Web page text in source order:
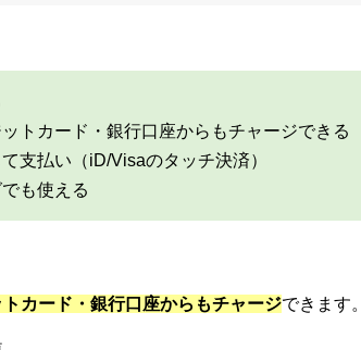
トカード・銀行口座からもチャージできる
支払い（iD/Visaのタッチ決済）
も使える
カード・銀行口座からもチャージできます。